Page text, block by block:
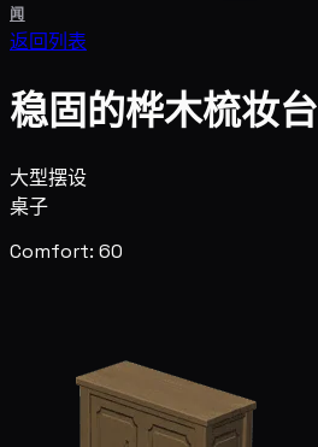
闻
返回列表
稳固的桦木梳妆台
大型摆设
桌子
Comfort: 60